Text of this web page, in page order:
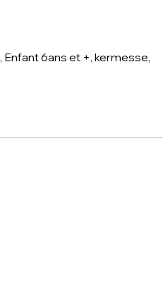
, Enfant 6ans et +, kermesse,